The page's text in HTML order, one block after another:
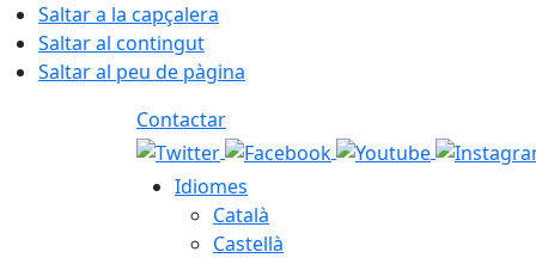
Saltar a la capçalera
Saltar al contingut
Saltar al peu de pàgina
Contactar
Idiomes
Català
Castellà